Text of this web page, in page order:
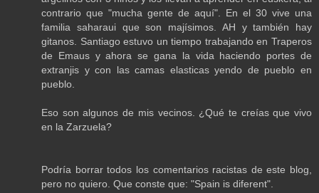
contrario que "mucha gente de aquí". En el 30 vive una
familia saharaui que son majísimos. AH y también hay
gitanos. Santiago estuvo un tiempo trabajando en Traperos
de Emaus y ahora se gana la vida haciendo portes de
extranjis y con las camas elasticas yendo de pueblo en
pueblo.
Eso son algunos de mis vecinos. ¿Qué te creías que vivo
en la Zarzuela?
Podría borrar todos los comentarios racistas de este blog,
pero no quiero. Que conste que: "Spain is diferent".